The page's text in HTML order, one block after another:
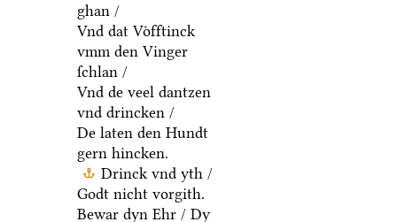
ghan /
Vnd dat Voͤfftinck
vmm den Vinger
ſchlan /
Vnd de veel dantzen
vnd drincken /
De laten den Hundt
gern hincken.
Drinck vnd yth /
Godt nicht vorgith.
Bewar dyn Ehr / Dy